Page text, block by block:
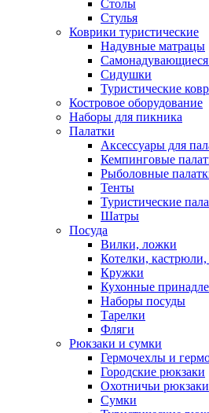
Столы
Стулья
Коврики туристические
Надувные матрацы
Сидушки
Туристические
Костровое оборудование
Наборы для пикника
Палатки
Аксессуары для
Кемпинговые
Рыболовные
Тенты
Туристические
Шатры
Посуда
Вилки, ложки
Котелки,
Кружки
Кухонные
Наборы посуды
Тарелки
Фляги
Рюкзаки и сумки
Гермочехлы и
Городские рюкзаки
Охотничьи рюкзаки
Сумки